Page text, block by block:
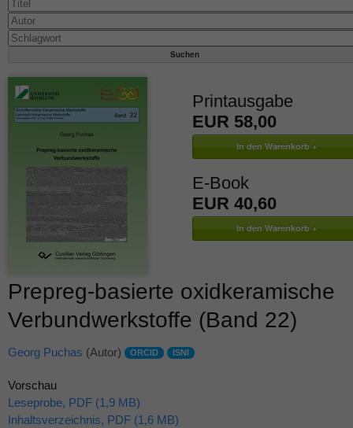
Printausgabe
EUR 58,00
E-Book
EUR 40,60
Prepreg-basierte oxidkeramische
Verbundwerkstoffe (Band 22)
Georg Puchas (Autor) ORCID ISNI
Vorschau
Leseprobe, PDF (1,9 MB)
Inhaltsverzeichnis, PDF (1,6 MB)